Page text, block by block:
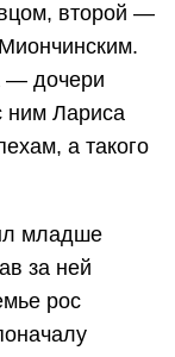
второй —
— дочери
ним Лариса
а такого
младше
за ней
рос